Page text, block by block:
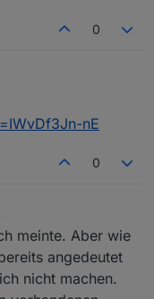
0
nE
0
meinte. Aber wie
angedeutet
nicht machen.